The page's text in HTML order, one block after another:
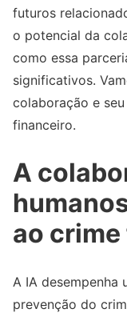
futuros
o potencial da
como essa
significativos.
colaboração e
financeiro.
A
ao
A IA desempenha
prevenção do